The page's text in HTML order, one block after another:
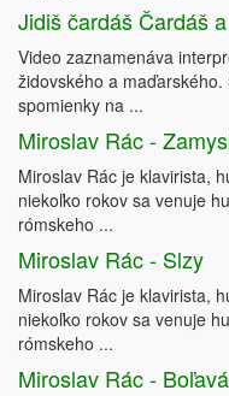
Jidiš čardáš Čardáš
Video zaznamenáva
židovského a
spomienky na ...
Miroslav Rác -
Miroslav Rác je klavirista,
niekoľko rokov sa venuje
rómskeho ...
Miroslav Rác - Slzy
Miroslav Rác je klavirista,
niekoľko rokov sa venuje
rómskeho ...
Miroslav Rác -